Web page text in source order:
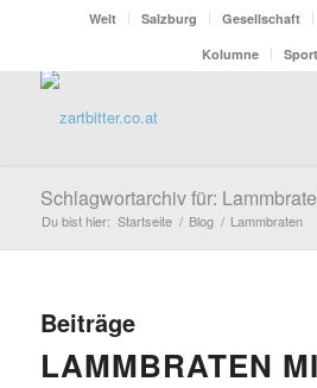
Welt Salzburg Gesellschaft
Kolumne
Sport
Schlagwortarchiv für:
Du bist hier: Startseite / Blog / Lammbraten
Beiträge
LAMMBRATEN